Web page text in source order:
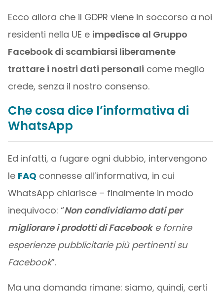
Ecco allora che il GDPR viene in soccorso a noi
residenti nella UE e impedisce al Gruppo
Facebook di scambiarsi liberamente
trattare i nostri dati personali come meglio
crede, senza il nostro consenso.
Che cosa dice l’informativa di
WhatsApp
Ed infatti, a fugare ogni dubbio, intervengono
le FAQ connesse all’informativa, in cui
WhatsApp chiarisce – finalmente in modo
inequivoco: “Non condividiamo dati per
migliorare i prodotti di Facebooke fornire
esperienze pubblicitarie più pertinenti su
Facebook”.
Ma una domanda rimane: siamo, quindi, certi